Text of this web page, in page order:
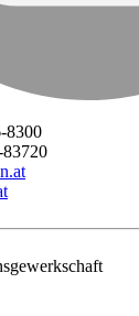
8300